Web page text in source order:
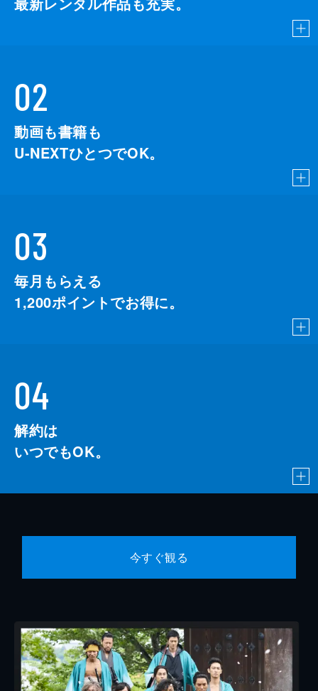
02
動画も書籍も
U-NEXTひとつでOK。
03
毎月もらえる
1,200ポイントでお得に。
04
解約は
いつでもOK。
今すぐ観る